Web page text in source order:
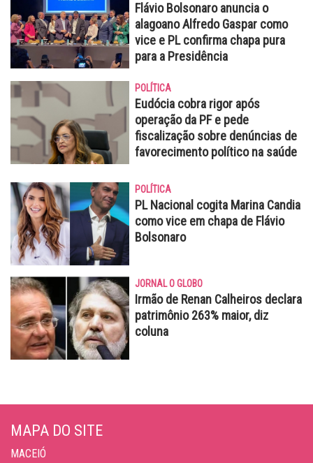
Flávio Bolsonaro anuncia o
alagoano Alfredo Gaspar como
vice e PL confirma chapa pura
para a Presidência
POLÍTICA
Eudócia cobra rigor após
operação da PF e pede
fiscalização sobre denúncias de
favorecimento político na saúde
POLÍTICA
PL Nacional cogita Marina Candia
como vice em chapa de Flávio
Bolsonaro
JORNAL O GLOBO
Irmão de Renan Calheiros declara
patrimônio 263% maior, diz
coluna
MAPA DO SITE
MACEIÓ